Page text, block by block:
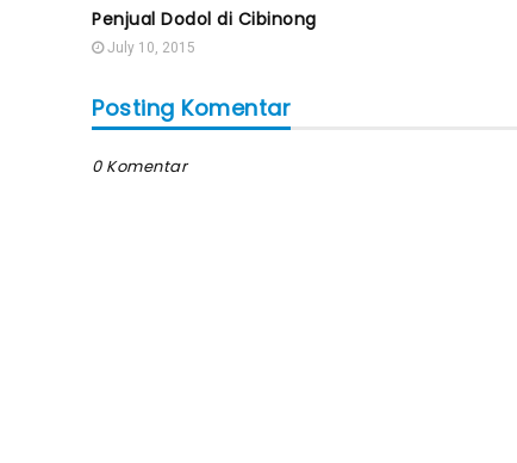
Penjual Dodol di Cibinong
July 10, 2015
Posting Komentar
0 Komentar